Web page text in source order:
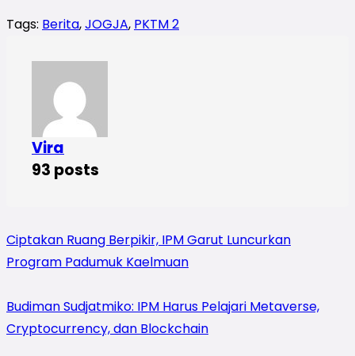
Tags: Berita,JOGJA, PKTM 2
Vira
93 posts
Ciptakan Ruang Berpikir, IPM Garut Luncurkan
Program Padumuk Kaelmuan
Budiman Sudjatmiko: IPM Harus Pelajari Metaverse,
Cryptocurrency, dan Blockchain